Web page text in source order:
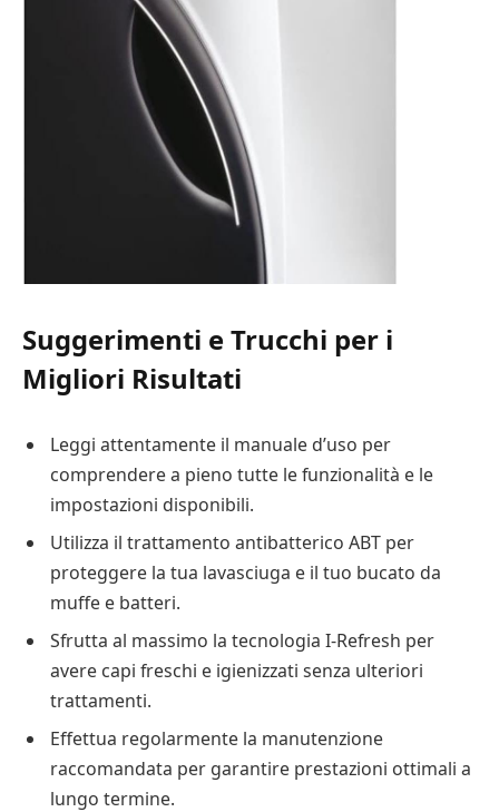
Suggerimenti e Trucchi per i
Migliori Risultati
Leggi attentamente il manuale d’uso per
comprendere a pieno tutte le funzionalità e le
impostazioni disponibili.
Utilizza il trattamento antibatterico ABT per
proteggere la tua lavasciuga e il tuo bucato da
muffe e batteri.
Sfrutta al massimo la tecnologia I-Refresh per
avere capi freschi e igienizzati senza ulteriori
trattamenti.
Effettua regolarmente la manutenzione
raccomandata per garantire prestazioni ottimali a
lungo termine.